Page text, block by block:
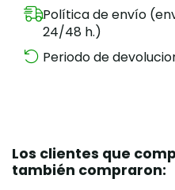
Política de envío
24/48 h.)
Periodo de
Los clientes que
también compraron: